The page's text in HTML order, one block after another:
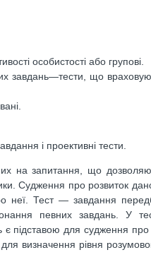
особистості або групові.
завдань—тести, що
і проективні тести.
на запитання, що
Судження про розвиток
неї. Тест — завдання
певних завдань. У
підставою для судження про
для визначення рівня